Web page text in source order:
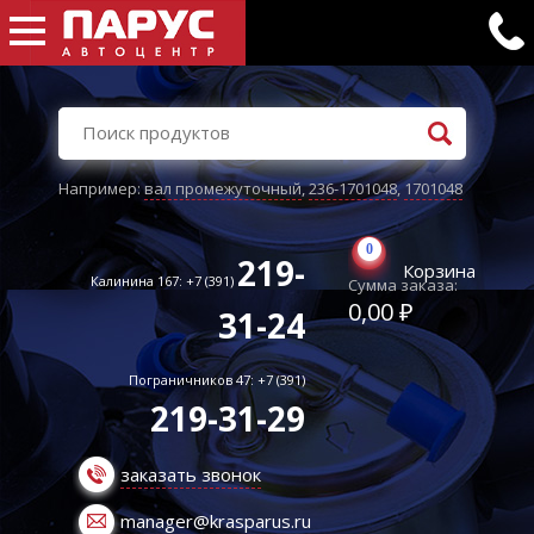
Например:вал промежуточный,236-1701048,1701048
Калинина 167: +7 (391) 219-
31-24
Пограничников 47: +7 (391)
219-31-29
заказать звонок
manager@krasparus.ru
0
Корзина
Сумма заказа:
0,00 ₽